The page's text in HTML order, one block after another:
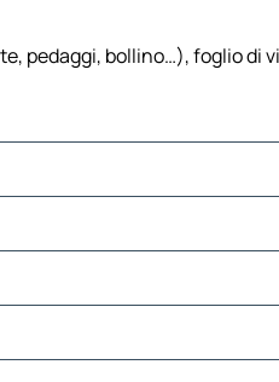
pedaggi, bollino…), foglio di